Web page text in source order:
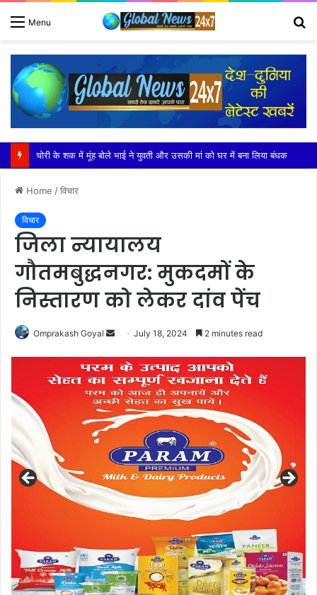
Menu
खेकड़ा में हुआ सरस्वती माताजी के चातुर्मास मंगल कलश स्थापना समारोह का भव्य आयोजन
Home /विचार
विचार
जिला न्यायालय
गौतमबुद्धनगर: मुकदमों के
निस्तारण को लेकर दांव पेंच
Omprakash Goyal
Send
email
July 18, 2024 2 minutes read